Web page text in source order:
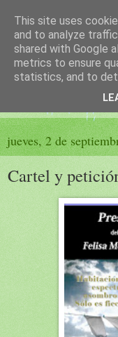
El sueño
PÁGINA LITERARIA
jueves, 2 de
Cartel y
This site uses
and to analyze
shared with Google
metrics to ensure
statistics, and to